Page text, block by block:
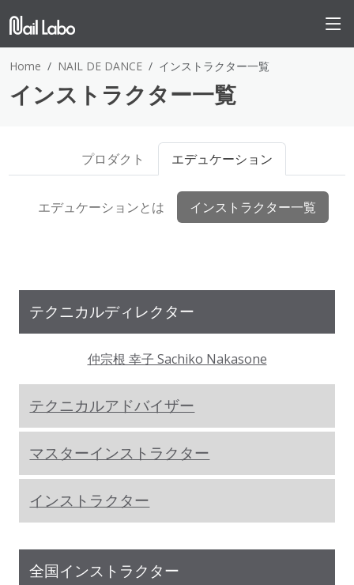
Home NAIL DE DANCE インストラクター一覧
インストラクター一覧
プロダクト エデュケーション
エデュケーションとは インストラクター一覧
テクニカルディレクター
仲宗根 幸子 Sachiko Nakasone
テクニカルアドバイザー
マスターインストラクター
インストラクター
全国インストラクター